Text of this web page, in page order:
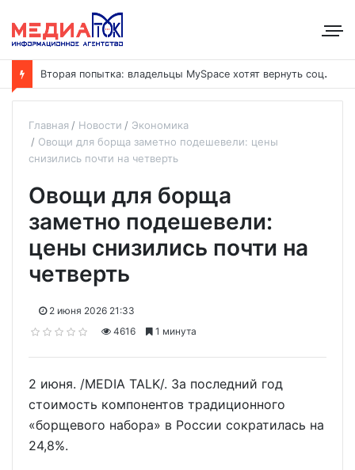
Вторая попытка: владельцы MySpace хотят вернуть соцсеть на рынок
Главная Новости
Экономика
Овощи для борща заметно подешевели: цены
снизились почти на четверть
Овощи для борща
заметно подешевели:
цены снизились почти на
четверть
2 июня 2026 21:33
4616
1 минута
2 июня. /MEDIA TALK/. За последний год
стоимость компонентов традиционного
«борщевого набора» в России сократилась на
24,8%.